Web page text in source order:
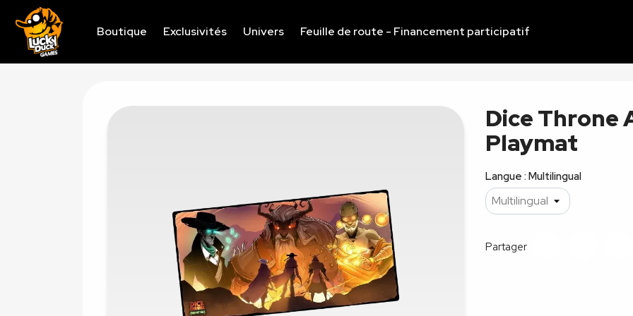
Boutique Exclusivités Univers Feuille de route - Financement participatif
Dice Throne
Playmat
Langue : Multilingual
Partager